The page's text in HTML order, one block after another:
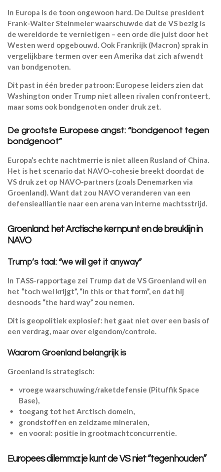
In Europa is de toon ongewoon hard. De Duitse president
Frank-Walter Steinmeier waarschuwde dat de VS bezig is
de wereldorde te vernietigen – een orde die juist door het
Westen werd opgebouwd. Ook Frankrijk (Macron) sprak in
vergelijkbare termen over een Amerika dat zich afwendt
van bondgenoten.
Dit past in één breder patroon: Europese leiders zien dat
Washington onder Trump niet alleen rivalen confronteert,
maar soms ook bondgenoten onder druk zet.
De grootste Europese angst: “bondgenoot tegen
bondgenoot”
Europa’s echte nachtmerrie is niet alleen Rusland of China.
Het is het scenario dat NAVO-cohesie breekt doordat de
VS druk zet op NAVO-partners (zoals Denemarken via
Groenland). Want dat zou NAVO veranderen van een
defensiealliantie naar een arena van interne machtsstrijd.
Groenland: het Arctische kernpunt en de breuklijn in
NAVO
Trump’s taal: “we will get it anyway”
In TASS-rapportage zei Trump dat de VS Groenland wil en
het “toch wel krijgt”, “in this or that form”, en dat hij
desnoods “the hard way” zou nemen.
Dit is geopolitiek explosief: het gaat niet over een basis of
een verdrag, maar over eigendom/controle.
Waarom Groenland belangrijk is
Groenland is strategisch:
vroege waarschuwing/raketdefensie (Pituffik Space
Base),
toegang tot het Arctisch domein,
grondstoffen en zeldzame mineralen,
en vooral: positie in grootmachtconcurrentie.
Europees dilemma: je kunt de VS niet “tegenhouden”